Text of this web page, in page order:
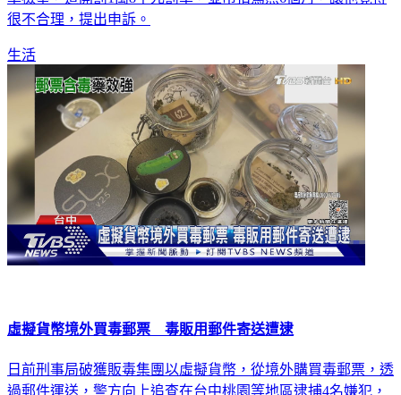
很不合理，提出申訴。
生活
虛擬貨幣境外買毒郵票 毒販用郵件寄送遭逮
日前刑事局破獲販毒集團以虛擬貨幣，從境外購買毒郵票，透
過郵件運送，警方向上追查在台中桃園等地區逮捕4名嫌犯，